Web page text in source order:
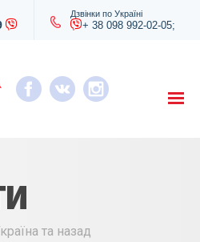
Дзвінки по Україні
+ 38 098 992-02-05;
та назад